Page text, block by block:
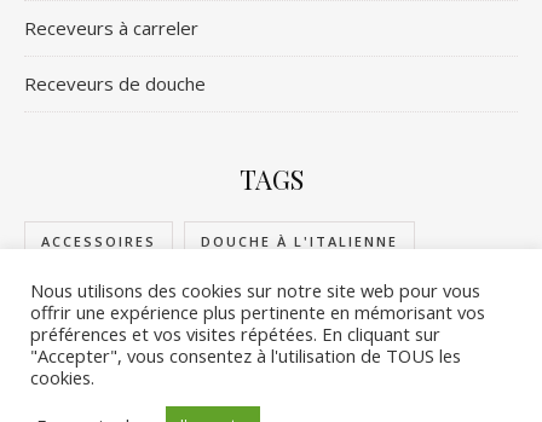
Receveurs à carreler
Receveurs de douche
TAGS
ACCESSOIRES DOUCHE À L'ITALIENNE
PANNEAUX DE CONSTRUCTION
RECEVEURS DE DOUCHE RECEVEURS À CARRELER
Nous utilisons des cookies sur notre site web pour vous
offrir une expérience plus pertinente en mémorisant vos
préférences et vos visites répétées. En cliquant sur
"Accepter", vous consentez à l'utilisation de TOUS les
cookies.